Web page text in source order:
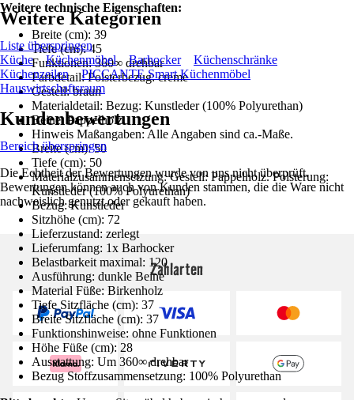
Weitere technische Eigenschaften:
Breite (cm): 39
Tiefe (cm): 45
Funktionen: 360∞ drehbar
Farbdetail: Polsterbezug: creme
Gestell: braun
Materialdetail: Bezug: Kunstleder (100% Polyurethan)
Beine: Pappelholz
Hinweis Maßangaben: Alle Angaben sind ca.-Maße.
Breite (cm): 50
Tiefe (cm): 50
Materialzusammensetzung: Gestell: Pappelholz. Polsterung:
Kunstleder (100% Polyurethan)
Bezug: Kunstleder
Sitzhöhe (cm): 72
Lieferzustand: zerlegt
Lieferumfang: 1x Barhocker
Belastbarkeit maximal: 120
Ausführung: dunkle Beine
Material Füße: Birkenholz
Tiefe Sitzfläche (cm): 37
Breite Sitzfläche (cm): 37
Funktionshinweise: ohne Funktionen
Höhe Füße (cm): 28
Ausstattung: Um 360∞ drehbar
Bezug Stoffzusammensetzung: 100% Polyurethan
Weitere Kategorien
Liste überspringen
Küche
Küchenmöbel Barhocker
Küchenschränke
Küchenzeilen
PICCANTE Smart Küchenmöbel
Hauswirtschaftsraum
Kundenbewertungen
Bereich überspringen
Die Echtheit der Bewertungen wurde von uns nicht überprüft.
Bewertungen können auch von Kunden stammen, die die Ware nicht
nachweislich genutzt oder gekauft haben.
Zahlarten